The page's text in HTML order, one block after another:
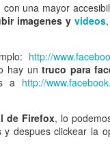
una mayor
imagenes yvideos
http://
hay un truco para
a http://
de Firefox, lo
y despues clickear la
Facundo Cabral - No